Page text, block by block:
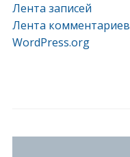
Лента записей
Лента комментариев
WordPress.org